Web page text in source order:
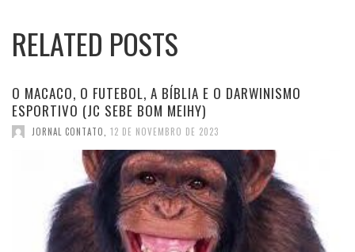
RELATED POSTS
O MACACO, O FUTEBOL, A BÍBLIA E O DARWINISMO
ESPORTIVO (JC SEBE BOM MEIHY)
JORNAL CONTATO 12 DE NOVEMBRO DE 2023